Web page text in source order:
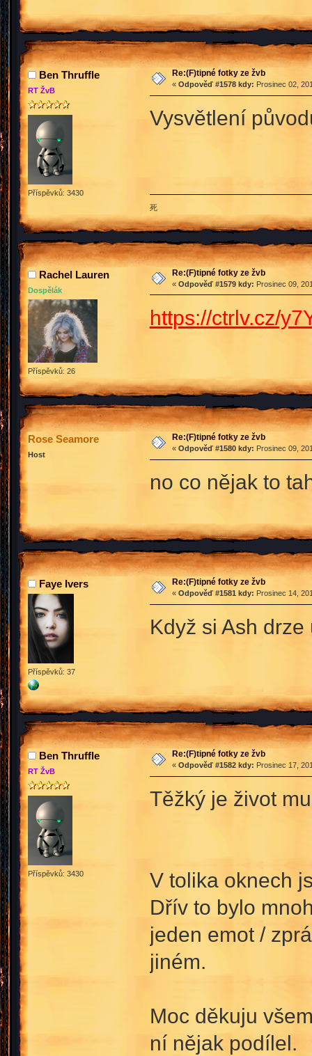
Ben Thruffle
RT ŽvB
Příspěvků: 3430
Re:(F)tipné fotky ze žvb
« Odpověď #1578 kdy: Prosinec 02,
Vysvětlení
死
Rachel Lauren
Dospělák
Příspěvků: 26
Re:(F)tipné fotky ze žvb
« Odpověď #1579 kdy: Prosinec 09,
https://ctrlv.cz/
Rose Seamore
Host
Re:(F)tipné fotky ze žvb
« Odpověď #1580 kdy: Prosinec 09,
no co nějak to
Faye Ivers
Příspěvků: 37
Re:(F)tipné fotky ze žvb
« Odpověď #1581 kdy: Prosinec 14,
Když si Ash
Ben Thruffle
RT ŽvB
Příspěvků: 3430
Re:(F)tipné fotky ze žvb
« Odpověď #1582 kdy: Prosinec 17,
Těžký je život
V tolika oknech
Dřív to bylo
jeden emot /
jiném.
Moc děkuju
ní nějak podílel.